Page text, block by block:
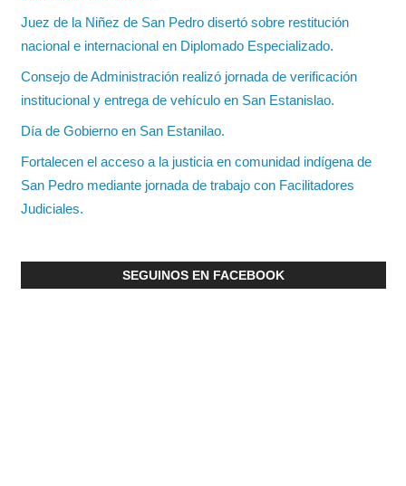
Juez de la Niñez de San Pedro disertó sobre restitución
nacional e internacional en Diplomado Especializado.
Consejo de Administración realizó jornada de verificación
institucional y entrega de vehículo en San Estanislao.
Día de Gobierno en San Estanilao.
Fortalecen el acceso a la justicia en comunidad indígena de
San Pedro mediante jornada de trabajo con Facilitadores
Judiciales.
SEGUINOS EN FACEBOOK